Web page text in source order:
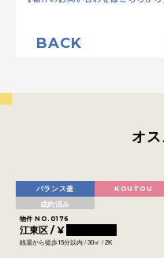
BACK
オ
バランス釜
KOUTOU
成約済み
物件 NO.0176
江東区 / ¥
銭湯から徒歩15分以内 / 30㎡ / 2K